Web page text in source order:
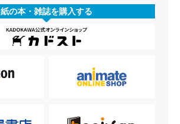
紙の本・雑誌を購入する